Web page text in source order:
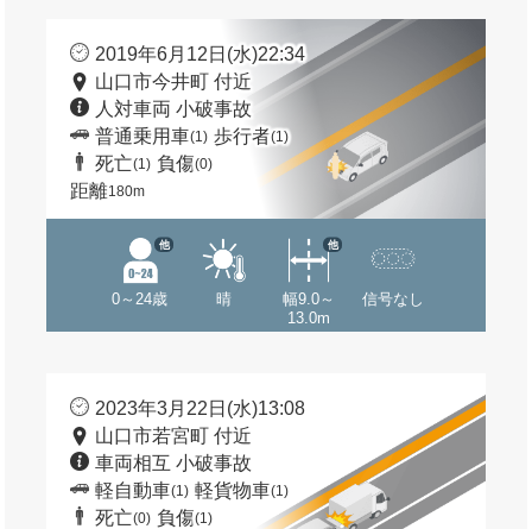
2019年6月12日(水)22:34
山口市今井町 付近
人対車両 小破事故
普通乗用車(1) 歩行者(1)
死亡(1) 負傷(0)
距離180m
0～24歳
他
晴
幅9.0～
13.0m
他
信号なし
2023年3月22日(水)13:08
山口市若宮町 付近
車両相互 小破事故
軽自動車(1) 軽貨物車(1)
死亡(0) 負傷(1)